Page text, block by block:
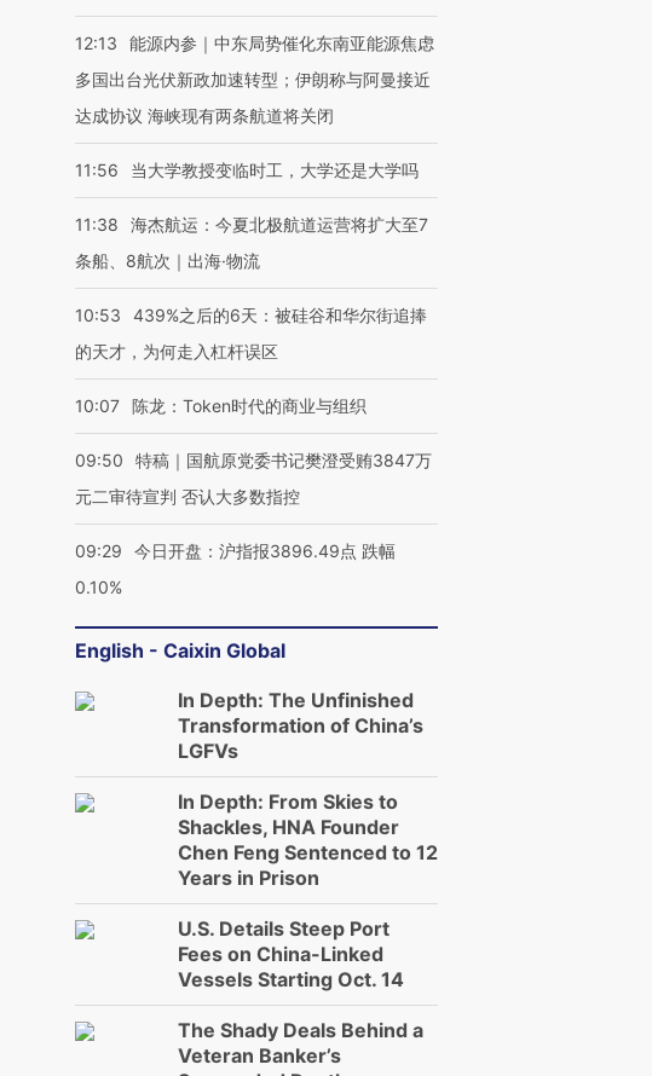
12:13
能源内参｜中东局势催化东南亚能源焦虑
多国出台光伏新政加速转型；伊朗称与阿曼接近
达成协议 海峡现有两条航道将关闭
11:56 当大学教授变临时工，大学还是大学吗
11:38
海杰航运：今夏北极航道运营将扩大至7
条船、8航次｜出海·物流
10:53
439%之后的6天：被硅谷和华尔街追捧
的天才，为何走入杠杆误区
10:07 陈龙：Token时代的商业与组织
09:50
特稿｜国航原党委书记樊澄受贿3847万
元二审待宣判 否认大多数指控
09:29
今日开盘：沪指报3896.49点 跌幅
0.10%
English - Caixin Global
In Depth: The Unfinished
Transformation of China’s
LGFVs
In Depth: From Skies to
Shackles, HNA Founder
Chen Feng Sentenced to 12
Years in Prison
U.S. Details Steep Port
Fees on China-Linked
Vessels Starting Oct. 14
The Shady Deals Behind a
Veteran Banker’s